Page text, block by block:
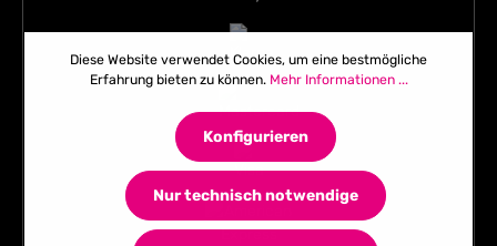
Diese Website verwendet Cookies, um eine bestmögliche
Erfahrung bieten zu können. Mehr Informationen ...
Nur technisch notwendige
Konfigurieren